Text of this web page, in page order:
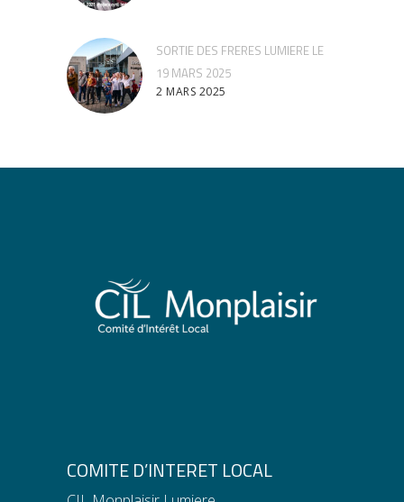
SORTIE DES FRERES LUMIERE LE
19 MARS 2025
2 MARS 2025
COMITE D’INTERET LOCAL